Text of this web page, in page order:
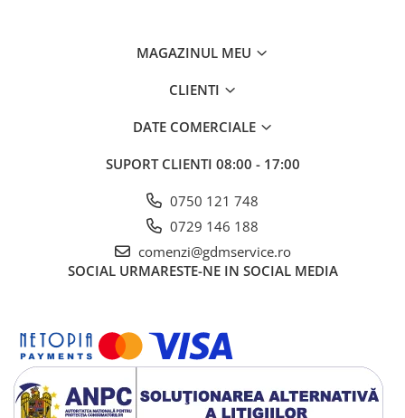
Greutate
22 kg
Nivel putere sonora
- dB
Informatii
MAGAZINUL MEU
CLIENTI
DATE COMERCIALE
SUPORT CLIENTI 08:00 - 17:00
0750 121 748
0729 146 188
comenzi@gdmservice.ro
SOCIAL URMARESTE-NE IN SOCIAL MEDIA